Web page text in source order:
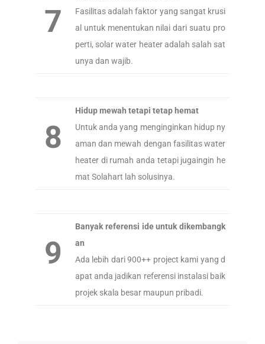
7
Fasilitas adalah faktor yang sangat krusi
al untuk menentukan nilai dari suatu pro
perti, solar water heater adalah salah sat
unya dan wajib.
8
Hidup mewah tetapi tetap hemat
Untuk anda yang menginginkan hidup ny
aman dan mewah dengan fasilitas water
heater di rumah anda tetapi jugaingin he
mat Solahart lah solusinya.
9
Banyak referensi ide untuk dikembangk
an
Ada lebih dari 900++ project kami yang d
apat anda jadikan referensi instalasi baik
projek skala besar maupun pribadi.